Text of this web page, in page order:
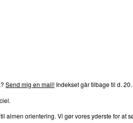
Send mig en mail! Indekset går tilbage til d.
orientering. Vi gør vores yderste for at